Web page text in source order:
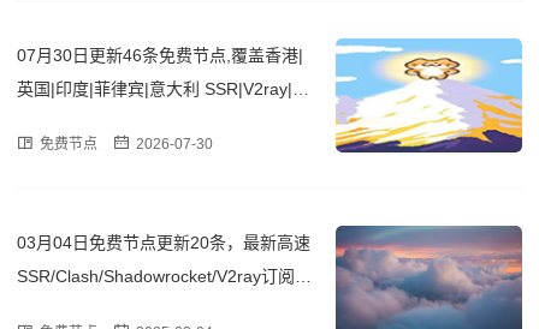
07月30日更新46条免费节点,覆盖香港|
英国|印度|菲律宾|意大利 SSR|V2ray|Cla
免费节点 2026-07-30
03月04日免费节点更新20条，最新高速
SSR/Clash/Shadowrocket/V2ray订阅链